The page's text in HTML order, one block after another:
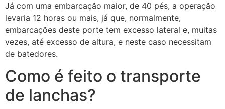
Já com uma embarcação maior, de 40 pés, a operação
levaria 12 horas ou mais, já que, normalmente,
embarcações deste porte tem excesso lateral e, muitas
vezes, até excesso de altura, e neste caso necessitam
de batedores.
Como é feito o transporte
de lanchas?